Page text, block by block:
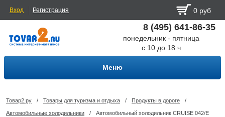
Вход Регистрация 0 руб
8 (495) 641-86-35
понедельник - пятница
с 10 до 18 ч
Меню
Товар2.ру / Товары для туризма и отдыха / Продукты в дороге /
Автомобильные холодильники / Автомобильный холодильник CRUISE 042/E